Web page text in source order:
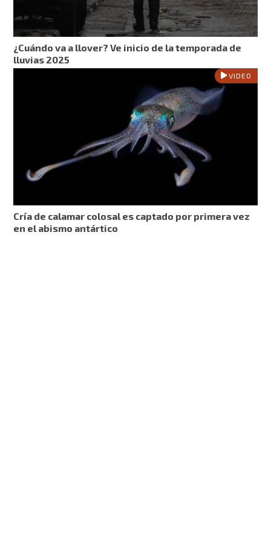
¿Cuándo va a llover? Ve inicio de la temporada de
lluvias 2025
VIDEO
Cría de calamar colosal es captado por primera vez
en el abismo antártico